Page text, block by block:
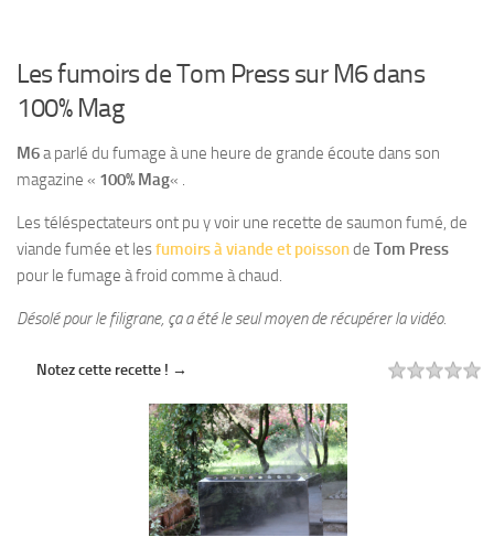
Les fumoirs de Tom Press sur M6 dans
100% Mag
M6a parlé du fumage à une heure de grande écoute dans son
magazine « 100% Mag« .
Les téléspectateurs ont pu y voir une recette de saumon fumé, de
viande fumée et lesfumoirs à viande et poissonde Tom Press
pour le fumage à froid comme à chaud.
Désolé pour le filigrane, ça a été le seul moyen de récupérer la vidéo.
Notez cette recette ! →